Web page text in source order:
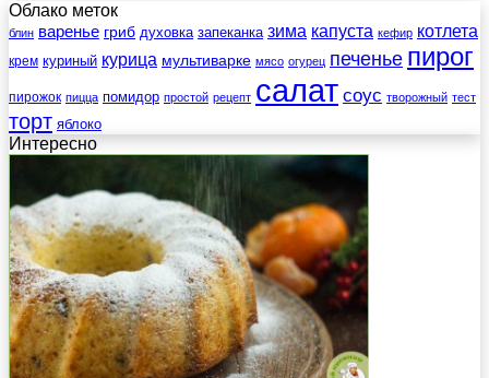
Облако меток
блин варенье гриб духовка запеканка зима капуста кефир котлета
крем куриный курица мультиварке мясо огурец печенье пирог
пирожок пицца помидор простой рецепт салат соус творожный тест
торт яблоко
Интересно